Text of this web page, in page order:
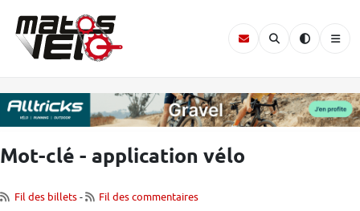
Mot-clé - application vélo
Fil des billets- Fil des commentaires